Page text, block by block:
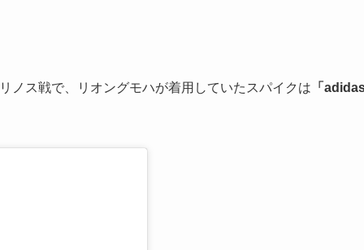
ノス戦で、リオングモハが着用していたスパイクは 「